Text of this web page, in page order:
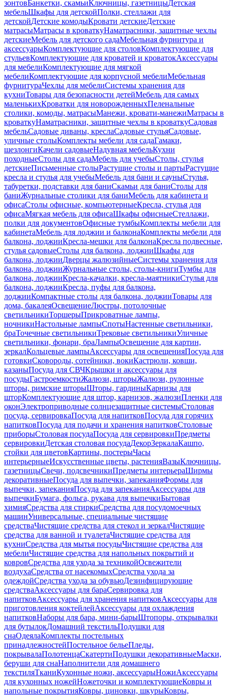
зонтовБанкетки, скамьиКлючницы, газетницыДетская
мебельШкафы для детскойПолки, стеллажи для
детскойДетские комодыКровати детскиеДетские
матрасыМатрасы в кроваткуНаматрасники, защитные чехлы
детскиеМебель для детского садаМебельная фурнитура и
аксессуарыКомплектующие для столовКомплектующие для
стульевКомплектующие для кроватей и кроватокАксессуары
для мебелиКомплектующие для мягкой
мебелиКомплектующие для корпусной мебелиМебельная
фурнитураЧехлы для мебелиСистемы хранения для
кухниТовары для безопасности детейМебель для самых
маленькихКроватки для новорожденныхПеленальные
столики, комоды, матрасыМанежи, кровати-манежиМатрасы в
кроваткуНаматрасники, защитные чехлы в кроваткуСадовая
мебельСадовые диваны, креслаСадовые стульяСадовые,
уличные столыКомплекты мебели для садаГамаки,
шезлонгиКачели садовыеНадувная мебельКухни
походныеСтолы для садаМебель для учебыСтолы, стулья
детскиеПисьменные столыРастущие столы и партыРастущие
кресла и стулья для учебыМебель для бани и сауныСтулья,
табуретки, подставки для баниСкамьи для баниСтолы для
баниЖурнальные столики для баниМебель для кабинета и
офисаСтолы офисные, компьютерныеКресла, стулья для
офисаМягкая мебель для офисаШкафы офисныеСтеллажи,
полки для документовОфисные тумбыКомплекты мебели для
кабинетаМебель для лоджии и балконаКомплекты мебели для
балкона, лоджииКресла-мешки для балконаКресла подвесные,
стулья садовыеСтолы для балкона, лоджииШкафы для
балкона, лоджииДверцы жалюзийныеСистемы хранения для
балкона, лоджииЖурнальные столы, столы-книгиТумбы для
балкона, лоджииКресла-качалки, кресла-маятникиСтулья для
балкона, лоджииКресла, пуфы для балкона,
лоджииКомпактные столы для балкона, лоджииТовары для
дома, бакалеяОсвещениеЛюстры, потолочные
светильникиТоршерыПрикроватные лампы,
ночникиНастольные лампыСпотыНастенные светильники,
браТочечные светильникиТрековые светильникиУличные
светильники, фонари, браЛампыОсвещение для картин,
зеркалКольцевые лампыАксессуары для освещенияПосуда для
готовкиСковороды, сотейники, вокиКастрюли, ковши,
казаныПосуда для СВЧКрышки и аксессуары для
посудыГастроемкостиЖалюзи, шторыЖалюзи, рулонные
шторы, римские шторыШторы, гардиныКарнизы для
шторКомплектующие для штор, карнизов, жалюзиПленки для
оконЭлектроприводные солнцезащитные системыСтоловая
посуда, сервировкаПосуда для напитковПосуда для горячих
напитковПосуда для подачи и хранения напитковСтоловые
приборыСтоловая посудаПосуда для сервировкиПредметы
сервировкиДетская столовая посудаДекорЗеркалаКашпо,
стойки для цветовКартины, постерыЧасы
интерьерныеИскусственные цветы, растенияВазыКлючницы,
газетницыСвечи, подсвечникиПредметы интерьераШирмы
декоративныеПосуда для выпечки, запеканияФормы для
выпечки, запеканияПосуда для запеканияАксессуары для
выпечкиБумага, фольга, рукава для выпечкиБытовая
химияСредства для стиркиСредства для посудомоечных
машинУниверсальные, специальные чистящие
средстваЧистящие средства для стекол и зеркалЧистящие
средства для ванной и туалетаЧистящие средства для
кухниСредства для мытья посудыЧистящие средства для
мебелиЧистящие средства для напольных покрытий и
ковровСредства для ухода за техникойОсвежители
воздухаСредства от насекомыхСредства ухода за
одеждойСредства ухода за обувьюДезинфицирующие
средстваАксессуары для бараСервировка для
напитковАксессуары для хранения напитковАксессуары для
приготовления коктейлейАксессуары для охлаждения
напитковНаборы для бара, мини-барыШтопоры, открывалки
для бутылокДомашний текстильПодушки для
снаОдеялаКомплекты постельных
принадлежностейПостельное бельеПледы,
покрывалаПолотенцаСкатертиПодушки декоративныеМаски,
беруши для снаНаполнители для домашнего
текстиляТканиКухонные ножи, аксессуарыНожиАксессуары
для кухонных ножейНожеточки и комплектующиеКовры и
напольные покрытияКовры, циновки, шкурыКовры,